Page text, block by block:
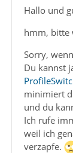
Hallo und
hmm, bitte
Sorry,
Du kannst
minimiert
und du
Ich rufe
weil ich
verzapfe.